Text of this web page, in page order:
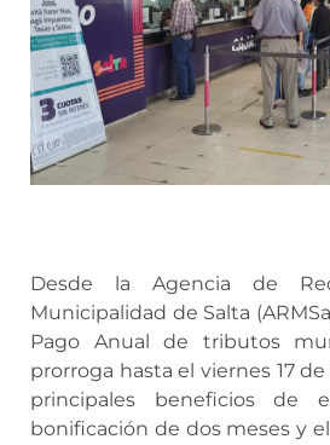
Desde la Agencia de
Municipalidad de Salta
Pago Anual de tributos
prorroga hasta el viernes 17
principales beneficios de
bonificación de dos meses y